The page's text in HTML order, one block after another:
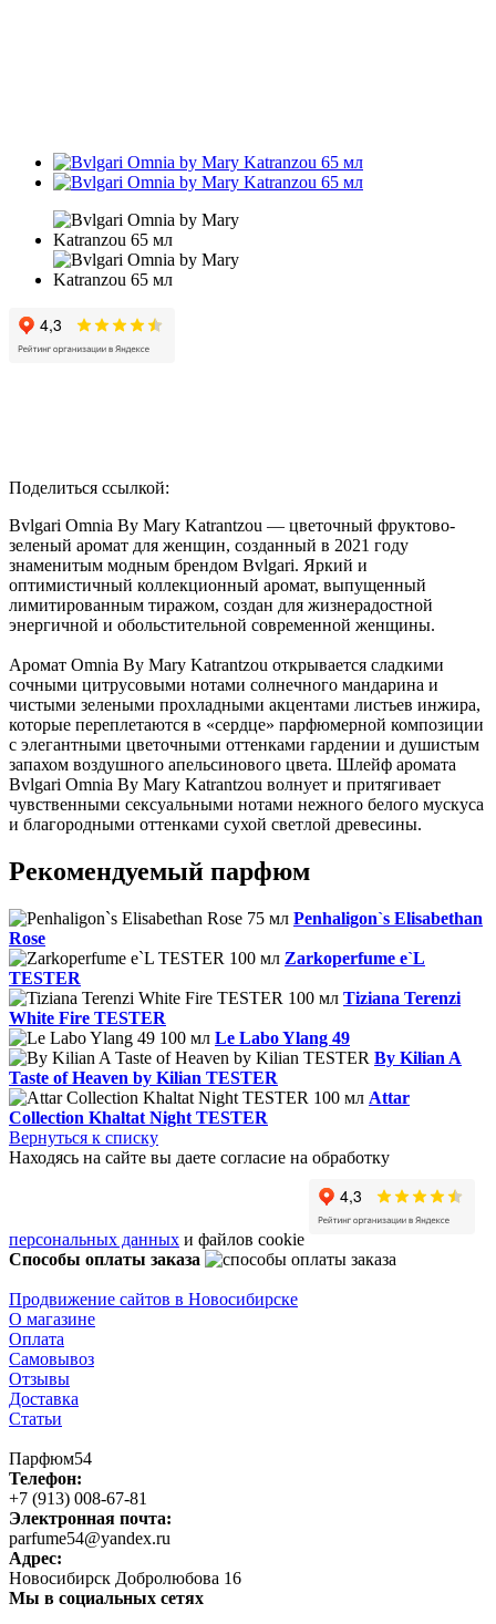
Поделиться ссылкой:
Bvlgari Omnia By Mary Katrantzou — цветочный фруктово-
зеленый аромат для женщин, созданный в 2021 году
знаменитым модным брендом Bvlgari. Яркий и
оптимистичный коллекционный аромат, выпущенный
лимитированным тиражом, создан для жизнерадостной
энергичной и обольстительной современной женщины.
Аромат Omnia By Mary Katrantzou открывается сладкими
сочными цитрусовыми нотами солнечного мандарина и
чистыми зелеными прохладными акцентами листьев инжира,
которые переплетаются в «сердце» парфюмерной композиции
с элегантными цветочными оттенками гардении и душистым
запахом воздушного апельсинового цвета. Шлейф аромата
Bvlgari Omnia By Mary Katrantzou волнует и притягивает
чувственными сексуальными нотами нежного белого мускуса
и благородными оттенками сухой светлой древесины.
Рекомендуемый парфюм
Penhaligon`s Elisabethan
Rose
Zarkoperfume e`L
TESTER
Tiziana Terenzi
White Fire TESTER
Le Labo Ylang 49
By Kilian A
Taste of Heaven by Kilian TESTER
Attar
Collection Khaltat Night TESTER
Вернуться к списку
Находясь на сайте вы даете согласие на обработку
персональных данных и файлов cookie
Способы оплаты заказа
Продвижение сайтов в Новосибирске
О магазине
Оплата
Самовывоз
Отзывы
Доставка
Статьи
Парфюм54
Телефон:
+7 (913) 008-67-81
Электронная почта:
parfume54@yandex.ru
Адрес:
Новосибирск Добролюбова 16
Мы в социальных сетях